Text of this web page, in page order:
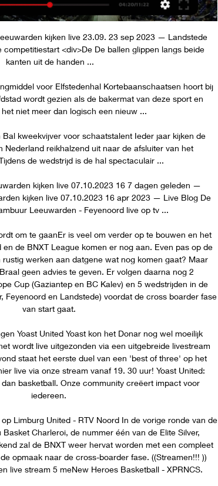
kijken live 23.09. 23 sep 2023 — Landstede
<div>De De ballen glippen langs beide
kanten uit de handen ...
voor Elfstedenhal Kortebaanschaatsen hoort bij
wordt gezien als de bakermat van deze sport en
niet meer dan logisch een nieuw ...
kweekvijver voor schaatstalent Ieder jaar kijken de
Nederland reikhalzend uit naar de afsluiter van het
de wedstrijd is de hal spectaculair ...
kijken live 07.10.2023 16 7 dagen geleden —
kijken live 07.10.2023 16 apr 2023 — Live Blog De
Leeuwarden - Feyenoord live op tv ...
om te gaanEr is veel om verder op te bouwen en het
de BNXT League komen er nog aan. Even pas op de
werken aan datgene wat nog komen gaat? Maar
geen advies te geven. Er volgen daarna nog 2
Cup (Gaziantep en BC Kalev) en 5 wedstrijden in de
Feyenoord en Landstede) voordat de cross boarder fase
van start gaat.
Yoast United Yoast kon het Donar nog wel moeilijk
wordt live uitgezonden via een uitgebreide livestream
staat het eerste duel van een 'best of three' op het
live via onze stream vanaf 19. 30 uur! Yoast United:
basketball. Onze community creëert impact voor
iedereen.
Limburg United - RTV Noord In de vorige ronde van de
Charleroi, de nummer één van de Elite Silver,
zal de BNXT weer hervat worden met een compleet
opmaak naar de cross-boarder fase. ((Streamen!!! ))
live stream 5 meNew Heroes Basketball - XPRNCS.